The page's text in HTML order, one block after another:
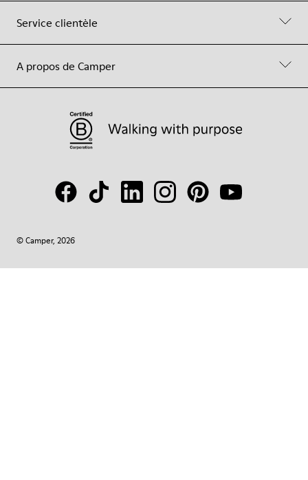
Service clientèle
A propos de Camper
© Camper, 2026